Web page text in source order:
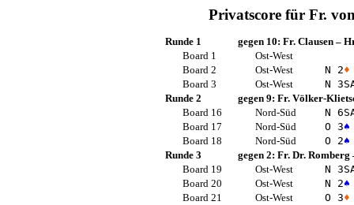
Privatscore für Fr.
Runde 1 gegen 10: Fr. Clausen–
Board 1
Ost-West
Board 2
Ost-West N 2♦
Board 3
Ost-West N 3
Runde 2
gegen 9: Fr. Völker-
Board 16
Nord-Süd N 6
Board 17
Nord-Süd O 3♠
Board 18
Nord-Süd O 2♠
Runde 3
gegen 2: Fr. Dr. Romberg
Board 19
Ost-West N 3
Board 20
Ost-West N 2♠
Board 21
Ost-West O 3♦